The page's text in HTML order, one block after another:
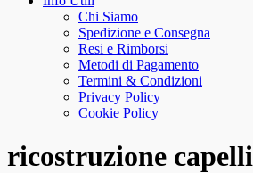
Chi Siamo
Spedizione e Consegna
Resi e Rimborsi
Metodi di Pagamento
Termini & Condizioni
Privacy Policy
Cookie Policy
ricostruzione capelli